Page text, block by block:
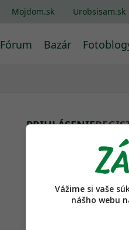
Mojdom.sk Urobsisam.sk
Fórum Bazár
PRIHLÁSENIE
Login alebo email
Vážime si vaše
nášho webu